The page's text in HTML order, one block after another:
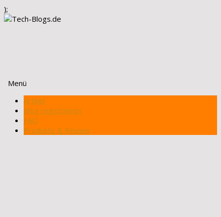
);
Menü
Zum
Inhalt
springen
Artikel
Blog registrieren
FAQ
Produkte & Review